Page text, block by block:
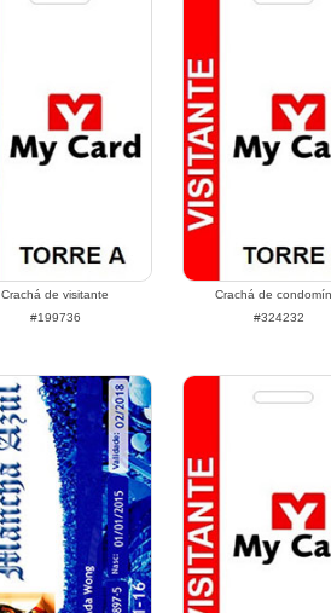
Crachá de visitante
#199736
Crachá de
#324232